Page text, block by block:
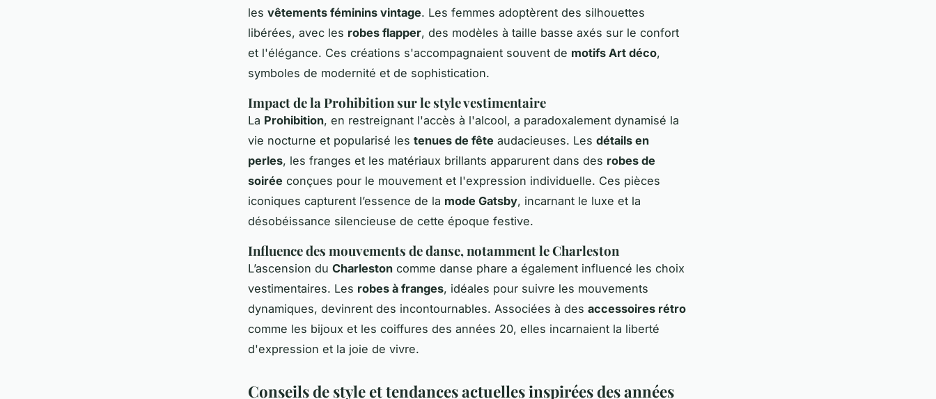
les vêtements féminins vintage. Les femmes adoptèrent des silhouettes
libérées, avec les robes flapper, des modèles à taille basse axés sur le confort
et l'élégance. Ces créations s'accompagnaient souvent de motifs Art déco,
symboles de modernité et de sophistication.
Impact de la Prohibition sur le style vestimentaire
La Prohibition, en restreignant l'accès à l'alcool, a paradoxalement dynamisé la
vie nocturne et popularisé les tenues de fête audacieuses. Les détails en
perles, les franges et les matériaux brillants apparurent dans des robes de
soirée conçues pour le mouvement et l'expression individuelle. Ces pièces
iconiques capturent l’essence de la mode Gatsby, incarnant le luxe et la
désobéissance silencieuse de cette époque festive.
Influence des mouvements de danse, notamment le Charleston
L’ascension du Charleston comme danse phare a également influencé les choix
vestimentaires. Les robes à franges, idéales pour suivre les mouvements
dynamiques, devinrent des incontournables. Associées à des accessoires rétro
comme les bijoux et les coiffures des années 20, elles incarnaient la liberté
d'expression et la joie de vivre.
Conseils de style et tendances actuelles inspirées des années